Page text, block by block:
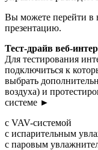
Вы можете перейти в
презентацию.
Тест-драйв веб-
Для тестирования
подключиться к
выбрать
воздуха) и
системе ►
с VAV-системой
с испарительным
с паровым